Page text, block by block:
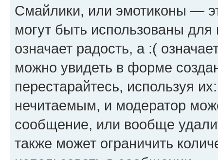
Смайлики, или эмотиконы —
могут быть использованы
означает радость, а :(
можно увидеть в форме
перестарайтесь, используя
нечитаемым, и модератор
сообщение, или вообще
также может ограничить